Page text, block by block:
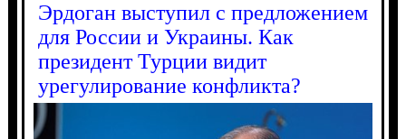
Эрдоган выступил с предложением
для России и Украины. Как
президент Турции видит
урегулирование конфликта?